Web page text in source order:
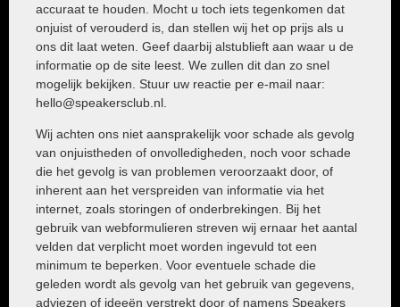
accuraat te houden. Mocht u toch iets tegenkomen dat
onjuist of verouderd is, dan stellen wij het op prijs als u
ons dit laat weten. Geef daarbij alstublieft aan waar u de
informatie op de site leest. We zullen dit dan zo snel
mogelijk bekijken. Stuur uw reactie per e-mail naar:
hello@speakersclub.nl
Wij achten ons niet aansprakelijk voor schade als gevolg
van onjuistheden of onvolledigheden, noch voor schade
die het gevolg is van problemen veroorzaakt door, of
inherent aan het verspreiden van informatie via het
internet, zoals storingen of onderbrekingen. Bij het
gebruik van webformulieren streven wij ernaar het aantal
velden dat verplicht moet worden ingevuld tot een
minimum te beperken. Voor eventuele schade die
geleden wordt als gevolg van het gebruik van gegevens,
adviezen of ideeën verstrekt door of namens Speakers